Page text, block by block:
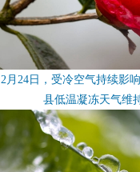
2月24日，受冷空气持续影
县低温凝冻天气维